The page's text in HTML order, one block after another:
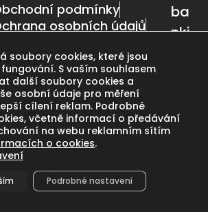
nahoru
podmínky
osobních údajů
ba
nki
soubory cookies, které jsou
S vaším souhlasem
další soubory cookies a
osobní údaje pro měření
cílení reklam. Podrobné
včetně informací o předávání
na webu reklamním sítím
o cookies.
Podrobné nastavení